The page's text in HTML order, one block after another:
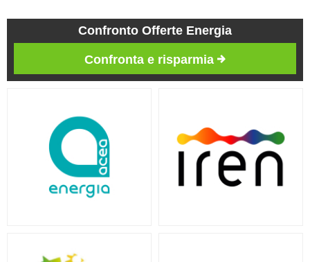
Confronto Offerte Energia
Confronta e risparmia